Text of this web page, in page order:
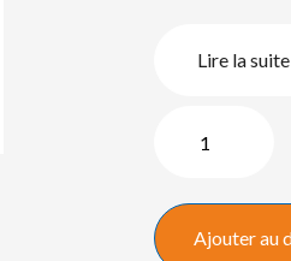
Lire la suite
QM85R-
B
Ajouter au